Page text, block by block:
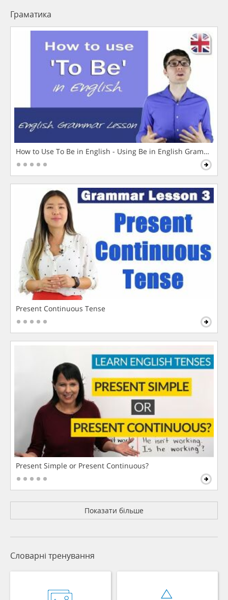
Граматика
How to Use To Be in English - Using Be in English Grammar
Present Continuous Tense
Present Simple or Present Continuous?
Показати більше
Словарні тренування